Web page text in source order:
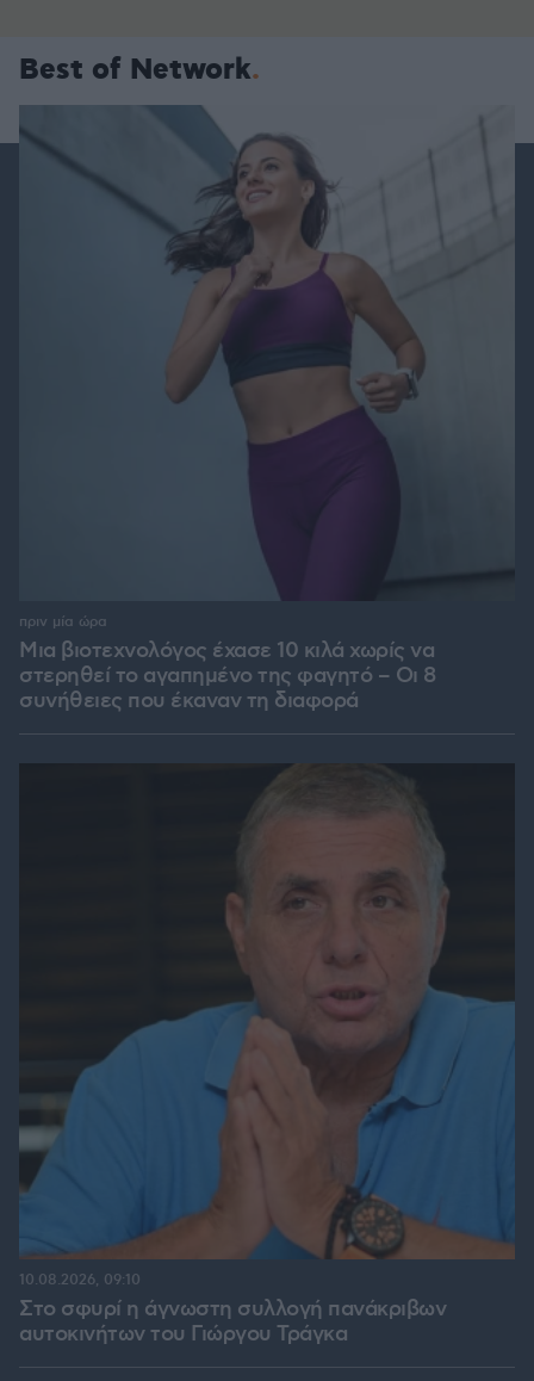
Best of Network
Μια βιοτεχνολόγος έχασε 10 κιλά χωρίς να
στερηθεί το αγαπημένο της φαγητό – Οι 8
συνήθειες που έκαναν τη διαφορά
πριν μία ώρα
Στο σφυρί η άγνωστη συλλογή πανάκριβων
αυτοκινήτων του Γιώργου Τράγκα
10.08.2026, 09:10